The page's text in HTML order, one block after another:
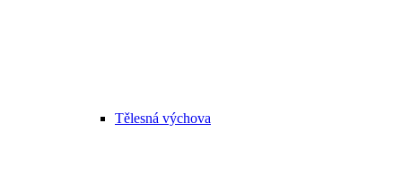
Tělesná výchova